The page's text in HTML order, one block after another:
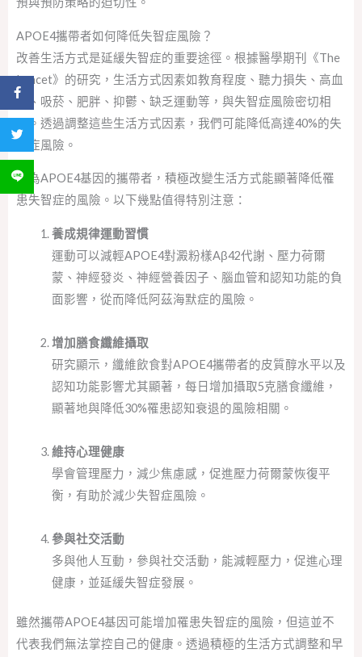
APOE4攜帶者如何降低失智症風險？
改善生活方式是延緩失智症的重要途徑。根據醫學期刊《The
Lancet》的研究，生活方式因素如教育程度、聽力損失、高血
壓、吸菸、肥胖、抑鬱、缺乏運動等，與失智症風險密切相
關。透過調整這些生活方式因素，我們可能降低高達40%的失
智症風險。
作為APOE4基因的攜帶者，積極改變生活方式能顯著降低罹
患失智症的風險。以下幾點值得特別注意：
養成規律運動習慣
運動可以減輕APOE4對澱粉樣Aβ42代謝、壓力荷爾
蒙、神經發炎、神經營養因子、腦血管和認知功能的負
面影響，從而降低阿茲海默症的風險。
增加膳食纖維攝取
研究顯示，纖維飲食對APOE4攜帶者的皮質醇水平以及
認知功能影響尤其顯著，每日增加攝取5克膳食纖維，
顯著地與降低30%罹患認知衰退的風險相關。
維持心理健康
學會管理壓力，減少焦慮感，促進壓力荷爾蒙恢復平
衡，有助於減少失智症風險。
參與社交活動
多與他人互動，參與社交活動，能減輕壓力，促進心理
健康，並延緩失智症發展。
雖然攜帶APOE4基因可能增加罹患失智症的風險，但這並不
代表我們無法掌控自己的健康。透過積極的生活方式調整和早
分享到 Facebook
分享到 LINE